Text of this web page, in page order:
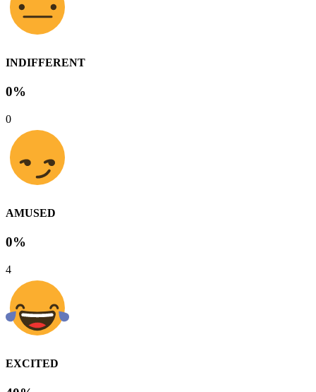
INDIFFERENT
0%
0
AMUSED
0%
4
EXCITED